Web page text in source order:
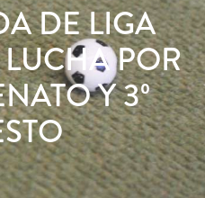
DE LIGA
POR
Y 3º